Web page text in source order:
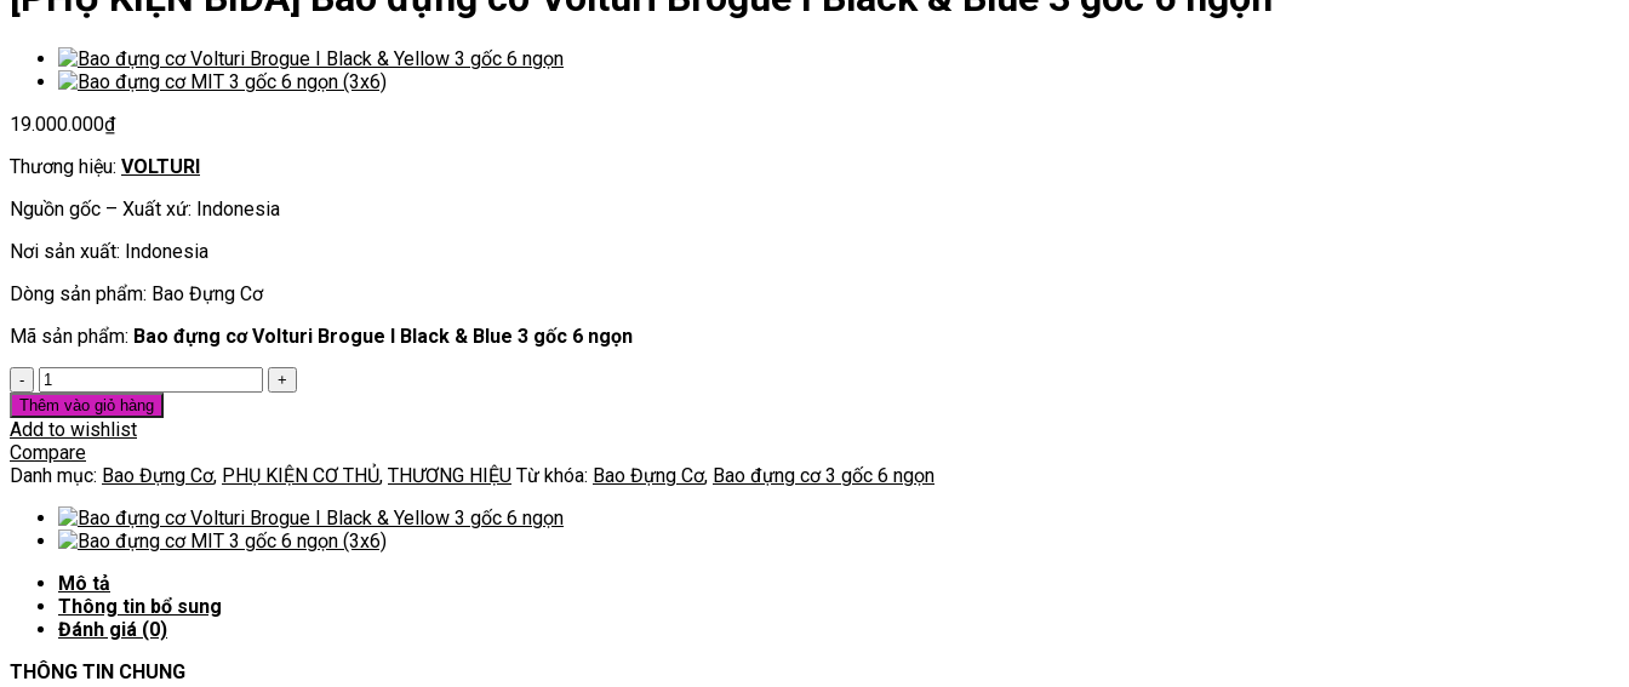
19.000.000₫
Thương hiệu: VOLTURI
Nguồn gốc – Xuất xứ: Indonesia
Nơi sản xuất: Indonesia
Dòng sản phẩm: Bao Đựng Cơ
Mã sản phẩm: Bao đựng cơ Volturi Brogue I Black & Blue 3 gốc 6 ngọn
[PHỤ
KIỆN
BIDA]
Bao
đựng
Volturi
Brogue
Black
&
Blue
gốc
Thêm vào giỏ hàng
Add to wishlist
Compare
Danh mục: Bao Đựng Cơ, PHỤ KIỆN CƠ THỦ, THƯƠNG HIỆU Từ khóa: Bao Đựng Cơ, Bao đựng cơ 3 gốc 6 ngọn
Mô tả
Thông tin bổ sung
Đánh giá (0)
THÔNG TIN CHUNG